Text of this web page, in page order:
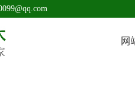
网